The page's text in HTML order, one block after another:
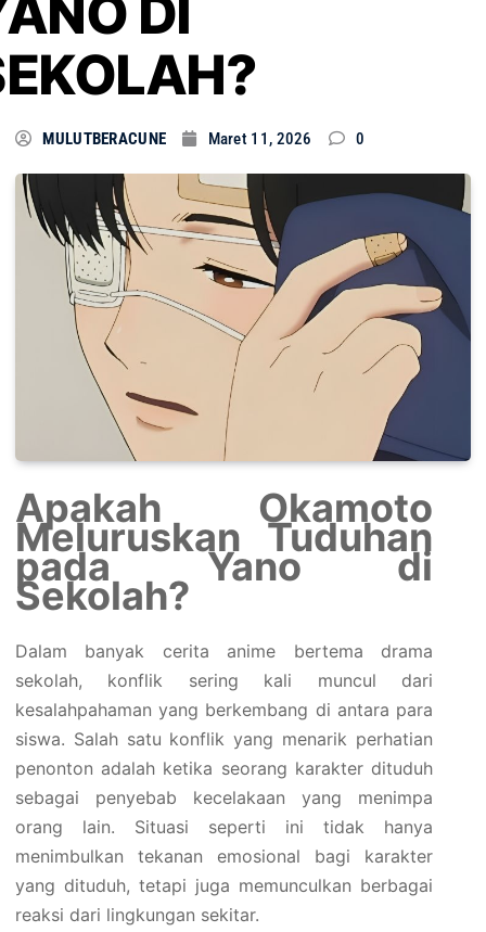
DI
MULUTBERACUNE Maret 11, 2026 0
Apakah Okamoto
Meluruskan Tuduhan
pada Yano di
Sekolah?
Dalam banyak cerita anime bertema drama
sekolah, konflik sering kali muncul dari
kesalahpahaman yang berkembang di antara para
siswa. Salah satu konflik yang menarik perhatian
penonton adalah ketika seorang karakter dituduh
sebagai penyebab kecelakaan yang menimpa
orang lain. Situasi seperti ini tidak hanya
menimbulkan tekanan emosional bagi karakter
yang dituduh, tetapi juga memunculkan berbagai
reaksi dari lingkungan sekitar.